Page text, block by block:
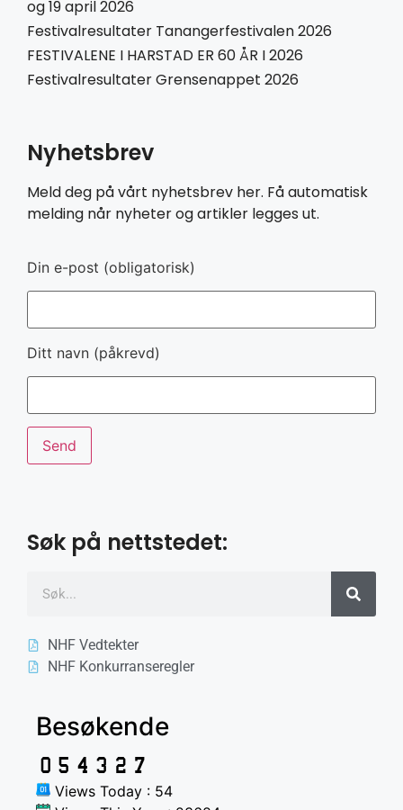
og 19 april 2026
Festivalresultater Tanangerfestivalen 2026
FESTIVALENE I HARSTAD ER 60 ÅR I 2026
Festivalresultater Grensenappet 2026
Nyhetsbrev
Meld deg på vårt nyhetsbrev her. Få automatisk
melding når nyheter og artikler legges ut.
Din e-post (obligatorisk)
Ditt navn (påkrevd)
Søk på nettstedet:
NHF Vedtekter
NHF Konkurranseregler
Besøkende
Views Today : 54